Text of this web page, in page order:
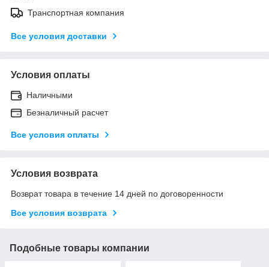
Транспортная компания
Все условия доставки
Условия оплаты
Наличными
Безналичный расчет
Все условия оплаты
Условия возврата
Возврат товара в течение 14 дней по договоренности
Все условия возврата
Подобные товары компании